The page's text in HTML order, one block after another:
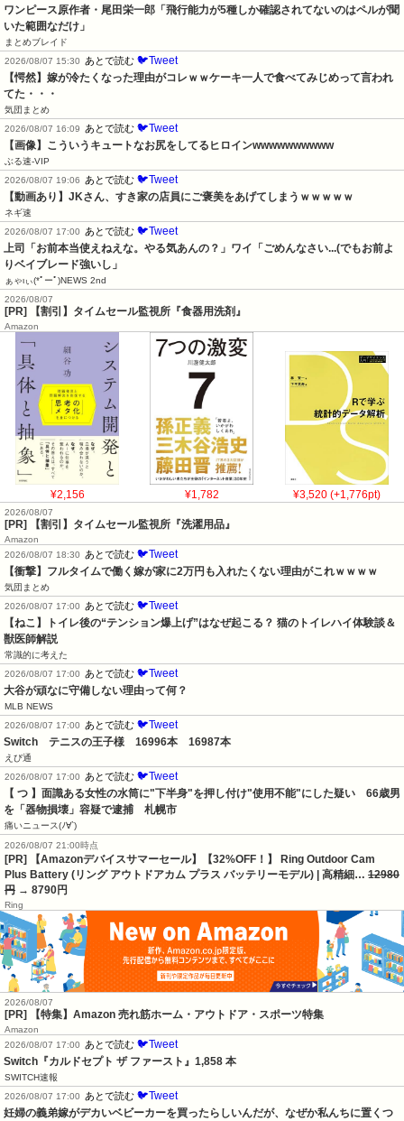
ワンピース原作者・尾田栄一郎「飛行能力が5種しか確認されてないのはペルが聞
いた範囲なだけ」
まとめブレイド
2026/08/07 15:30
あとで読む 🐦Tweet
【愕然】嫁が冷たくなった理由がコレｗｗケーキ一人で食べてみじめって言われ
てた・・・
気団まとめ
2026/08/07 16:09
あとで読む 🐦Tweet
【画像】こういうキュートなお尻をしてるヒロインwwwwwwwwww
ぶる速-VIP
2026/08/07 19:06
あとで読む 🐦Tweet
【動画あり】JKさん、すき家の店員にご褒美をあげてしまうｗｗｗｗｗ
ネギ速
2026/08/07 17:00
あとで読む 🐦Tweet
上司「お前本当使えねえな。やる気あんの？」ワイ「ごめんなさい...(でもお前よ
りベイブレード強いし」
ぁゃιぃ(*ﾟーﾟ)NEWS 2nd
2026/08/07
[PR] 【割引】タイムセール監視所『食器用洗剤』
Amazon
¥2,156 ¥1,782 ¥3,520 (+1,776pt)
2026/08/07
[PR] 【割引】タイムセール監視所『洗濯用品』
Amazon
2026/08/07 18:30
あとで読む 🐦Tweet
【衝撃】フルタイムで働く嫁が家に2万円も入れたくない理由がこれｗｗｗｗ
気団まとめ
2026/08/07 17:00
あとで読む 🐦Tweet
【ねこ】トイレ後の“テンション爆上げ”はなぜ起こる？ 猫のトイレハイ体験談＆
獣医師解説
常識的に考えた
2026/08/07 17:00
あとで読む 🐦Tweet
大谷が頑なに守備しない理由って何？
MLB NEWS
2026/08/07 17:00
あとで読む 🐦Tweet
Switch　テニスの王子様　16996本　16987本
えび通
2026/08/07 17:00
あとで読む 🐦Tweet
【 つ 】面識ある女性の水筒に"下半身"を押し付け"使用不能"にした疑い　66歳男
を「器物損壊」容疑で逮捕　札幌市
痛いニュース(ﾉ∀`)
2026/08/07 21:00時点
[PR] 【Amazonデバイスサマーセール】【32%OFF！】 Ring Outdoor Cam
Plus Battery (リング アウトドアカム プラス バッテリーモデル) | 高精細… 12980
円 → 8790円
Ring
2026/08/07
[PR] 【特集】Amazon 売れ筋ホーム・アウトドア・スポーツ特集
Amazon
2026/08/07 17:00
あとで読む 🐦Tweet
Switch『カルドセプト ザ ファースト』1,858 本
SWITCH速報
2026/08/07 17:00
あとで読む 🐦Tweet
妊婦の義弟嫁がデカいベビーカーを買ったらしいんだが、なぜか私んちに置くつ